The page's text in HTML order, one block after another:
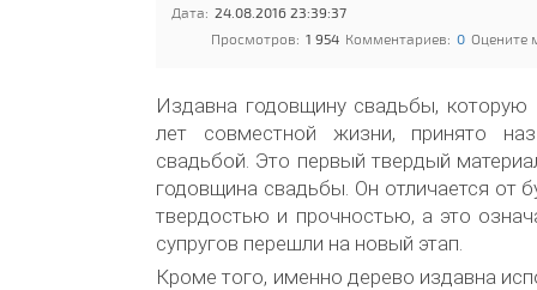
Дата: 24.08.2016 23:39:37
Просмотров: 1 954 Комментариев: 0 Оцените
Издавна годовщину свадьбы, которую
лет совместной жизни, принято
свадьбой. Это первый твердый
годовщина свадьбы. Он отличается от
твердостью и прочностью, а это
супругов перешли на новый этап.
Кроме того, именно дерево издавна